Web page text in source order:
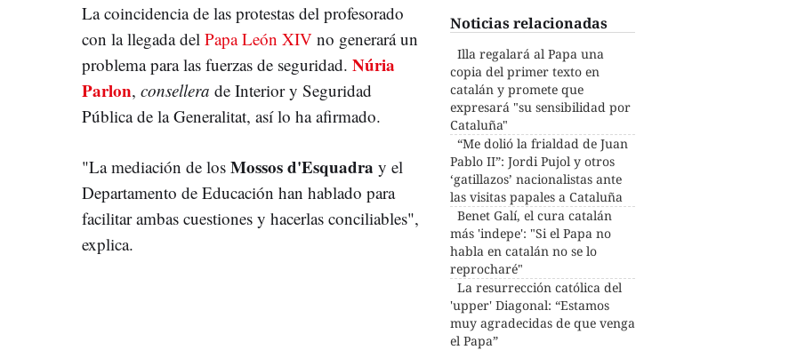
Noticias relacionadas
Illa regalará al Papa una
copia del primer texto en
catalán y promete que
expresará "su sensibilidad por
Cataluña"
“Me dolió la frialdad de Juan
Pablo II”: Jordi Pujol y otros
‘gatillazos’ nacionalistas ante
las visitas papales a Cataluña
Benet Galí, el cura catalán
más 'indepe': "Si el Papa no
habla en catalán no se lo
reprocharé"
La resurrección católica del
'upper' Diagonal: “Estamos
muy agradecidas de que venga
el Papa”
La coincidencia de las protestas del profesorado
con la llegada del Papa León XIV no generará un
problema para las fuerzas de seguridad. Núria
Parlon, consellera de Interior y Seguridad
Pública de la Generalitat, así lo ha afirmado.
"La mediación de los Mossos d'Esquadra y el
Departamento de Educación han hablado para
facilitar ambas cuestiones y hacerlas conciliables",
explica.